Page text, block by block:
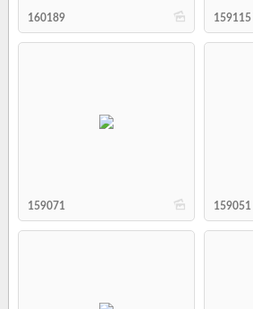
b
160189 159115
b
159071 159051